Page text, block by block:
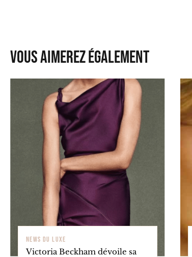
Vous aimerez également
NEWS DU LUXE
Victoria Beckham dévoile sa